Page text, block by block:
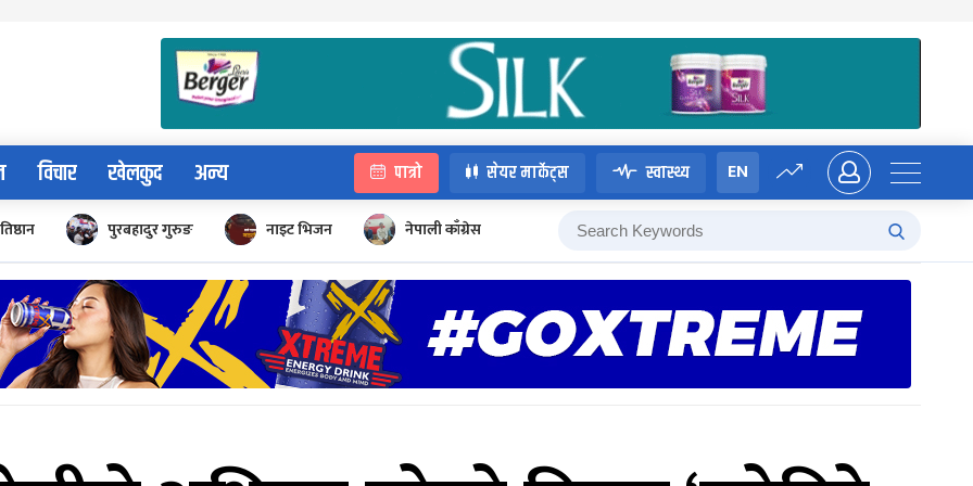
विचार खेलकुद अन्य पात्रो सेयर मार्केट्स स्वास्थ्य EN
पुरबहादुर गुरुङ नाइट भिजन नेपाली काँग्रेस